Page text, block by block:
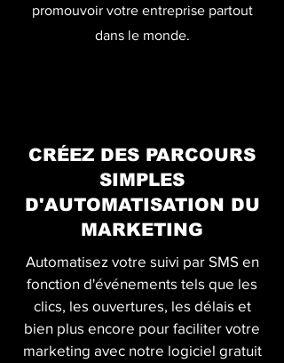
promouvoir votre entreprise partout
dans le monde.
CRÉEZ DES PARCOURS
SIMPLES
D'AUTOMATISATION DU
MARKETING
Automatisez votre suivi par SMS en
fonction d'événements tels que les
clics, les ouvertures, les délais et
bien plus encore pour faciliter votre
marketing avec notre logiciel gratuit